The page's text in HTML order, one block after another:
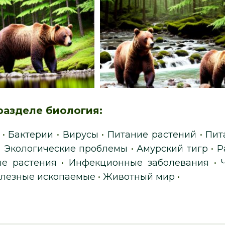
биология:
Бактерии • Вирусы • Питание растений •
Экологические проблемы •Амурский тигр •
растения • Инфекционные заболевания •
ископаемые • Животный мир •